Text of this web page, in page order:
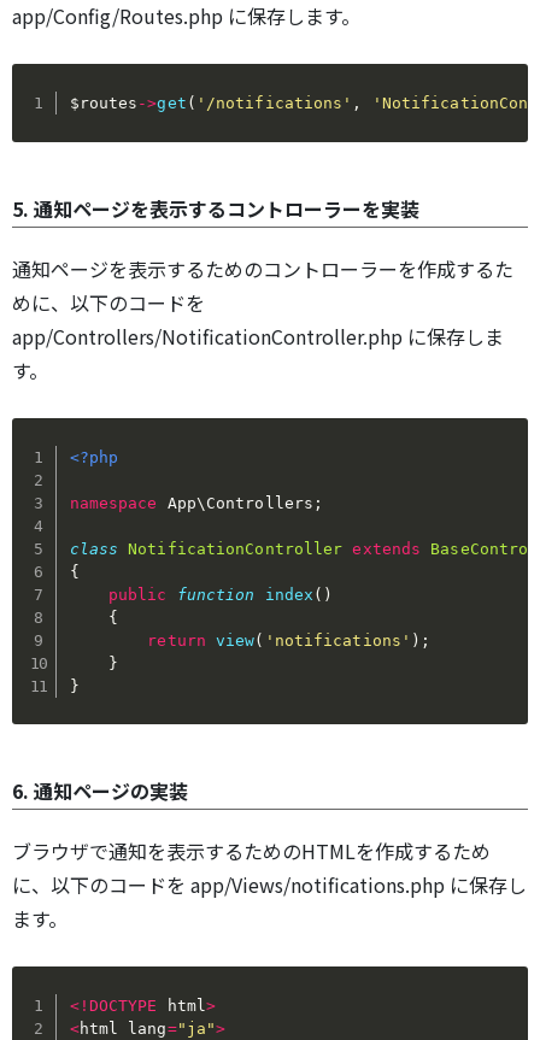
app/Config/Routes.php に保存します。
$routes ->get ( '/notifications' ,
5. 通知ページを表示するコントローラーを実装
通知ページを表示するためのコントローラーを作成するた
めに、以下のコードを
app/Controllers/NotificationController.php に保存しま
す。
<?php
namespace App\ Controllers ;
class NotificationController extends
{
public
function index ( )
{
return
view( 'notifications' ) ;
}
}
6. 通知ページの実装
ブラウザで通知を表示するためのHTMLを作成するため
に、以下のコードを app/Views/notifications.php に保存し
ます。
<! DOCTYPE html>
<html lang="ja">